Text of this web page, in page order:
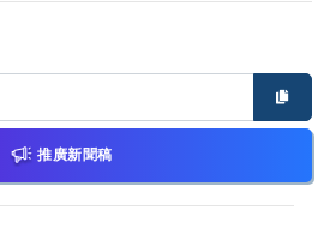
推廣新聞稿